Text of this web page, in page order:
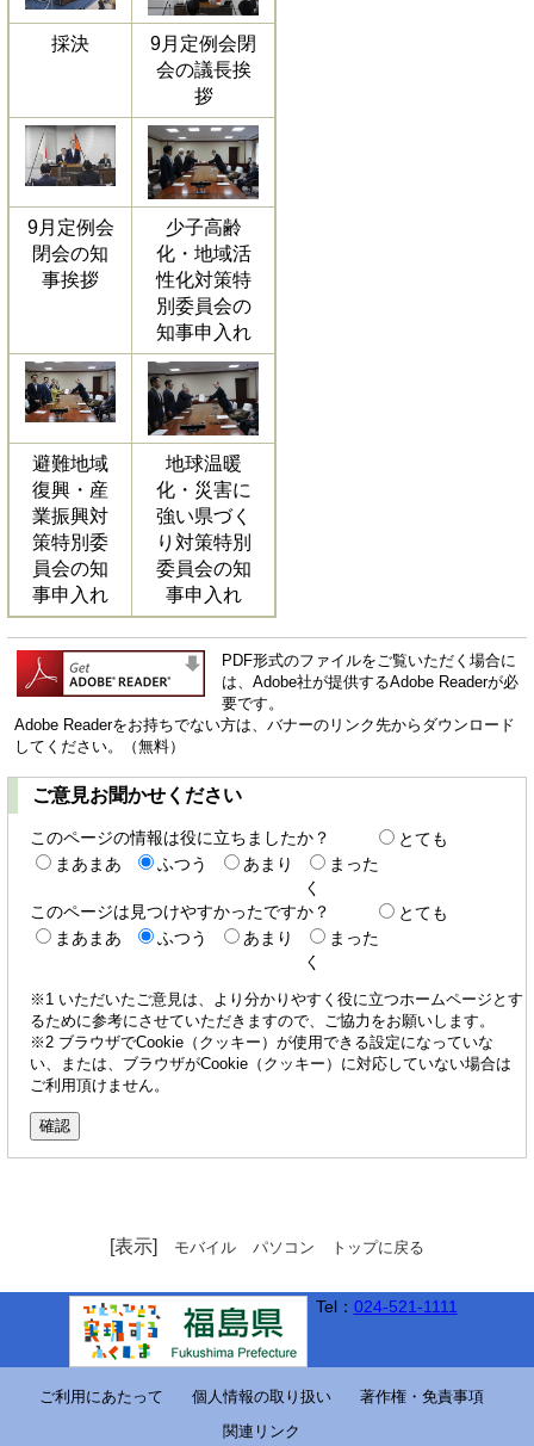
採決
9月定例会閉
会の議長挨
拶
9月定例会
閉会の知
事挨拶
少子高齢
化・地域活
性化対策特
別委員会の
知事申入れ
避難地域
復興・産
業振興対
策特別委
員会の知
事申入れ
地球温暖
化・災害に
強い県づく
り対策特別
委員会の知
事申入れ
PDF形式のファイルをご覧いただく場合に
は、Adobe社が提供するAdobe Readerが必
要です。
Adobe Readerをお持ちでない方は、バナーのリンク先からダウンロード
してください。（無料）
ご意見お聞かせください
このページの情報は役に立ちましたか？
とても
まあまあ
ふつう あまり
まった
く
このページは見つけやすかったですか？
とても
まあまあ
ふつう あまり
まった
く
※1 いただいたご意見は、より分かりやすく役に立つホームページとす
るために参考にさせていただきますので、ご協力をお願いします。
※2 ブラウザでCookie（クッキー）が使用できる設定になっていな
い、または、ブラウザがCookie（クッキー）に対応していない場合は
ご利用頂けません。
[表示] モバイル パソコン トップに戻る
Tel： 024-521-1111
ご利用にあたって 個人情報の取り扱い
著作権・免責事項
関連リンク